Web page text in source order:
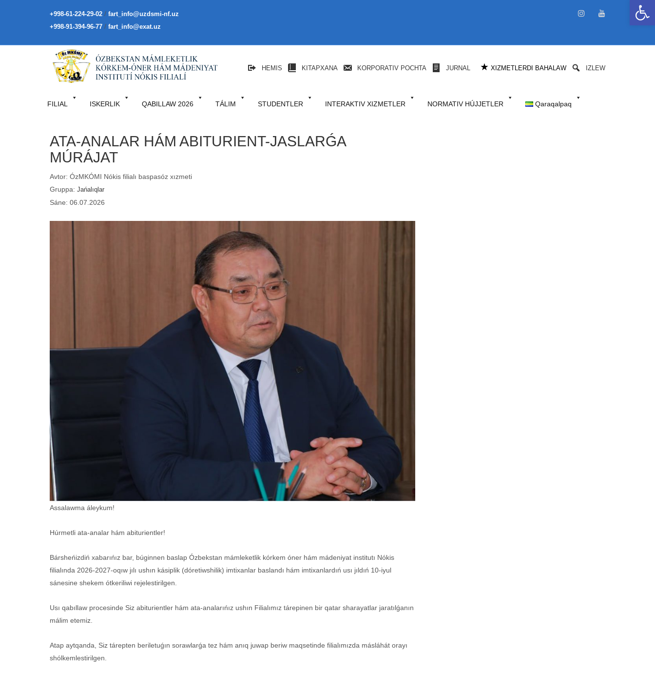
+998-61-224-29-02 / fart_info@uzdsmi-nf.uz
+998-91-394-96-77 / fart_info@exat.uz
HEMIS KITAPXANA KORPORATIV POCHTA JURNAL ★ XIZMETLERDI BAHALAW IZLEW
FILIAL ISKERLIK QABILLAW 2026 TÁLIM STUDENTLER INTERAKTIV XIZMETLER NORMATIV HÚJJETLER Qaraqalpaq
ATA-ANALAR HÁM ABITURIENT-JASLARǴA
MÚRÁJAT
Avtor: ÓzMKÓMI Nókis filialı baspasóz xızmeti
Gruppa: Jańalıqlar
Sáne: 06.07.2026
Assalawma áleykum!
Húrmetli ata-analar hám abiturientler!
Bársheńizdiń xabarıńız bar, búginnen baslap Ózbekstan mámleketlik kórkem óner hám mádeniyat institutı Nókis
filialında 2026-2027-oqıw jılı ushın kásiplik (dóretiwshilik) imtixanlar baslandı hám imtixanlardıń usı jıldıń 10-iyul
sánesine shekem ótkeriliwi rejelestirilgen.
Usı qabıllaw procesinde Siz abiturientler hám ata-analarıńız ushın Filialımız tárepinen bir qatar sharayatlar jaratılǵanın
málim etemiz.
Atap aytqanda, Siz tárepten beriletuǵın sorawlarǵa tez hám anıq juwap beriw maqsetinde filialımızda másláhát orayı
shólkemlestirilgen.